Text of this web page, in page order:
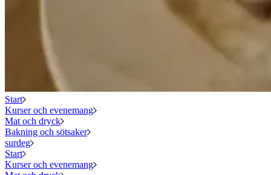
Start
Kurser och evenemang
Mat och dryck
Bakning och sötsaker
surdeg
Start
Kurser och evenemang